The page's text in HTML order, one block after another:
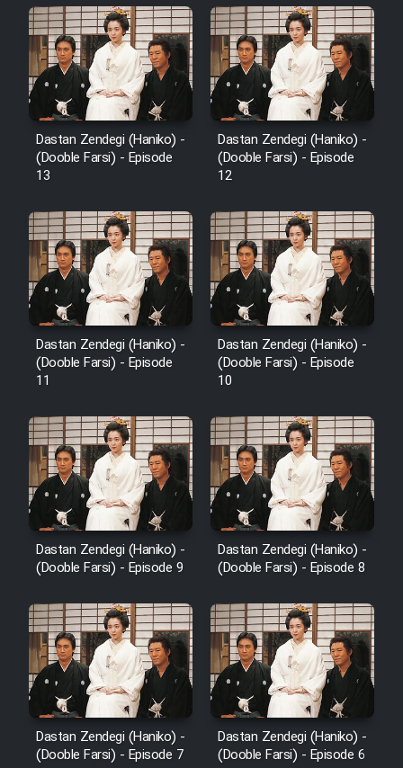
Dastan Zendegi (Haniko) -
(Dooble Farsi) - Episode
13
Dastan Zendegi (Haniko) -
(Dooble Farsi) - Episode
12
Dastan Zendegi (Haniko) -
(Dooble Farsi) - Episode
11
Dastan Zendegi (Haniko) -
(Dooble Farsi) - Episode
10
Dastan Zendegi (Haniko) -
(Dooble Farsi) - Episode 9
Dastan Zendegi (Haniko) -
(Dooble Farsi) - Episode 8
Dastan Zendegi (Haniko) -
(Dooble Farsi) - Episode 7
Dastan Zendegi (Haniko) -
(Dooble Farsi) - Episode 6